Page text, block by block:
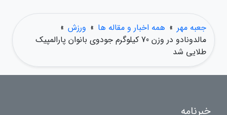
جعبه مهر » همه اخبار و مقاله ها » ورزش »
مالدونادو در وزن 70 کیلوگرم جودوی بانوان پارالمپیک
طلایی شد
خبرنامه